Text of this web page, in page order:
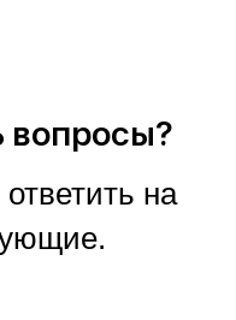
вопросы?
на